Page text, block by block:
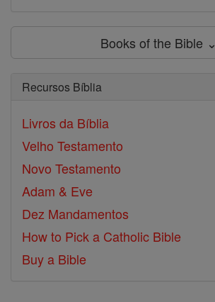
Books of the Bible ⌄
Recursos Bíblia
Livros da Bíblia
Velho Testamento
Novo Testamento
Adam & Eve
Dez Mandamentos
How to Pick a Catholic Bible
Buy a Bible